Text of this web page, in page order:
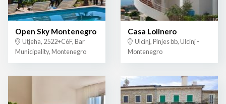
Open Sky Montenegro
Utjeha, 2522+C6F, Bar
Municipality, Montenegro
Casa Lolinero
Ulcinj, Pinjes bb, Ulcinj -
Montenegro